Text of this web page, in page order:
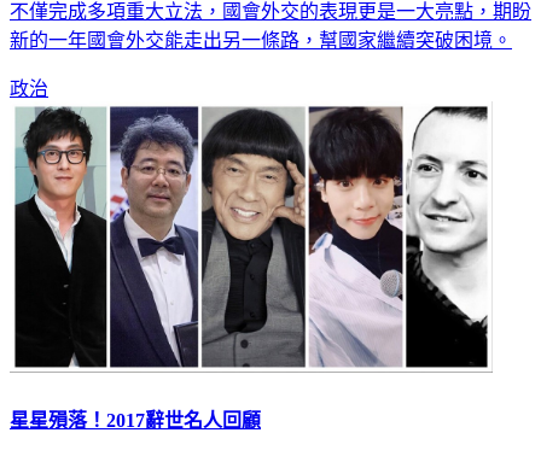
不僅完成多項重大立法，國會外交的表現更是一大亮點，期盼
新的一年國會外交能走出另一條路，幫國家繼續突破困境。
政治
星星殞落！2017辭世名人回顧